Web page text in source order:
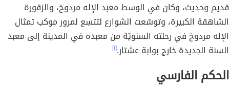
قديم وحديث، وكان في الوسط معبد الإله مردوخ، والزقورة
الشاهقة الكبيرة، وتوسّعت الشوارع لتتسِع لمرور موكب تمثال
الإله مردوخ في رحلته السنويّة من معبده في المدينة إلى معبد
السنة الجديدة خارج بوابة عشتار.[١]
الحكم الفارسي